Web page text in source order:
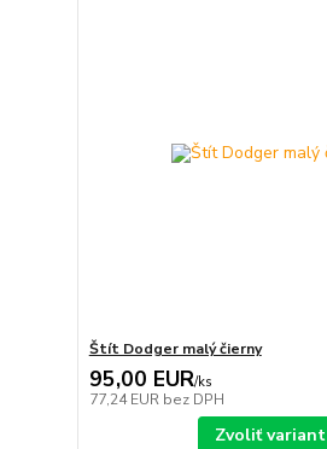
Štít Dodger malý čierny
95,00 EUR/ks
77,24 EUR bez DPH
Zvoliť variant